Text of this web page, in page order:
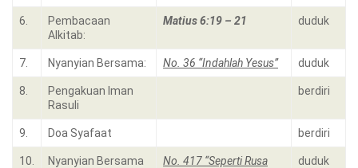
6.
Pembacaan
Alkitab:
Matius 6:19 – 21 duduk
7. Nyanyian Bersama: No. 36 “Indahlah Yesus” duduk
8.
Pengakuan Iman
Rasuli
berdiri
9. Doa Syafaat berdiri
10. Nyanyian Bersama
No. 417 “Seperti Rusa
duduk